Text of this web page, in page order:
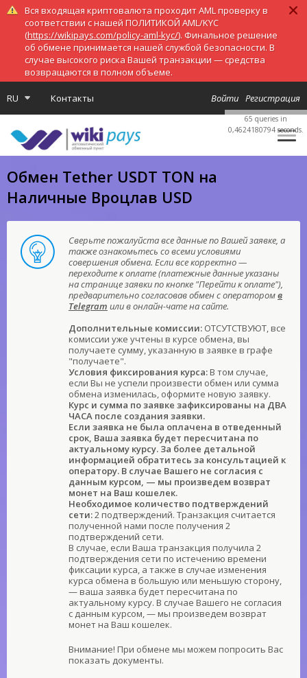
Вся входящая криптовалюта проходит AML проверку в
соответствии с нашей ПОЛИТИКОЙ AML/KYC
(https://wikipays.com/policy-aml-kyc/). Финальное решение
об обмене принимается нашей службой безопасности. В
случае высокого риска Вашей транзакции — средства
возвращаются в полном объеме.
RU Контакты Регистрация
Войти
Обмен Tether USDT TON на
Наличные Вроцлав USD
Сверьте пожалуйста все данные по Вашей заявке, а
также ознакомьтесь со всеми условиями
совершения обмена. Если все корректно —
переходите к оплате (платежные данные указаны
на странице заявки по кнопке "Перейти к оплате"),
предварительно согласовав обмен с операторомв
Telegram или в онлайн-чате на сайте.
Дополнительные комиссии: ОТСУТСТВУЮТ, все
комиссии уже учтены в курсе обмена, вы
получаете сумму, указанную в заявке в графе
"получаете".
Условия фиксирования курса: В том случае,
если Вы не успели произвести обмен или сумма
обмена изменилась, оформите новую заявку.
Курс и сумма по заявке зафиксированы на ДВА
ЧАСА после создания заявки.
Если заявка не была оплачена в отведенный
срок, Ваша заявка будет пересчитана по
актуальному курсу. За более детальной
информацией обратитесь за консультацией к
оператору. В случае Вашего не согласия с
данным курсом, — мы произведем возврат
монет на Ваш кошелек.
Необходимое количество подтверждений
сети:2 подтверждений. Транзакция считается
полученной нами после получения 2
подтверждений сети.
В случае, если Ваша транзакция получила 2
подтверждения сети по истечению времени
фиксации курса, а также в случае изменения
курса обмена в большую или меньшую сторону,
— ваша заявка будет пересчитана по
актуальному курсу. В случае Вашего не согласия
с данным курсом, — мы произведем возврат
монет на Ваш кошелек.
Внимание! При обмене мы можем попросить Вас
показать документы.
65 queries in
0,4624180794 seconds.